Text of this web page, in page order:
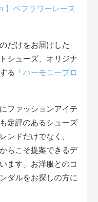
】ベフラワーレース
だけをお届けした
シューズ、オリジナ
る「ハーモニープロ
ファッションアイテ
定評のあるシューズ
ンドだけでなく、
らこそ提案できるデ
ます。お洋服とのコ
ダルをお探しの方に